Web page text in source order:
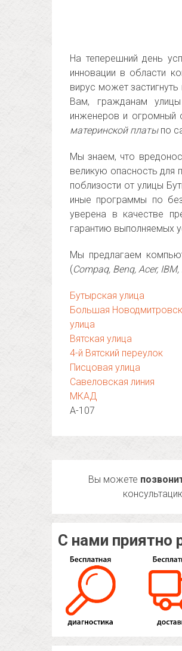
На теперешний день
инновации в области
вирус может
Вам, гражданам
инженеров и огромный
материнской платыпо
Мы знаем, что
великую опасность для
поблизости от улицы
иные программы по
уверена в качестве
гарантию выполняемых
Мы предлагаем
(Compaq, Benq, Acer,
Бутырская улица
Большая
улица
Вятская улица
4-й Вятский переулок
Писцовая улица
Савеловская линия
МКАД
А-107
Вы можете
С нами приятно